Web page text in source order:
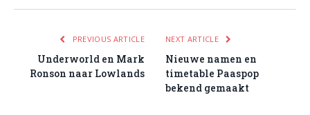
PREVIOUS ARTICLE
Underworld en Mark
Ronson naar Lowlands
NEXT ARTICLE
Nieuwe namen en
timetable Paaspop
bekend gemaakt